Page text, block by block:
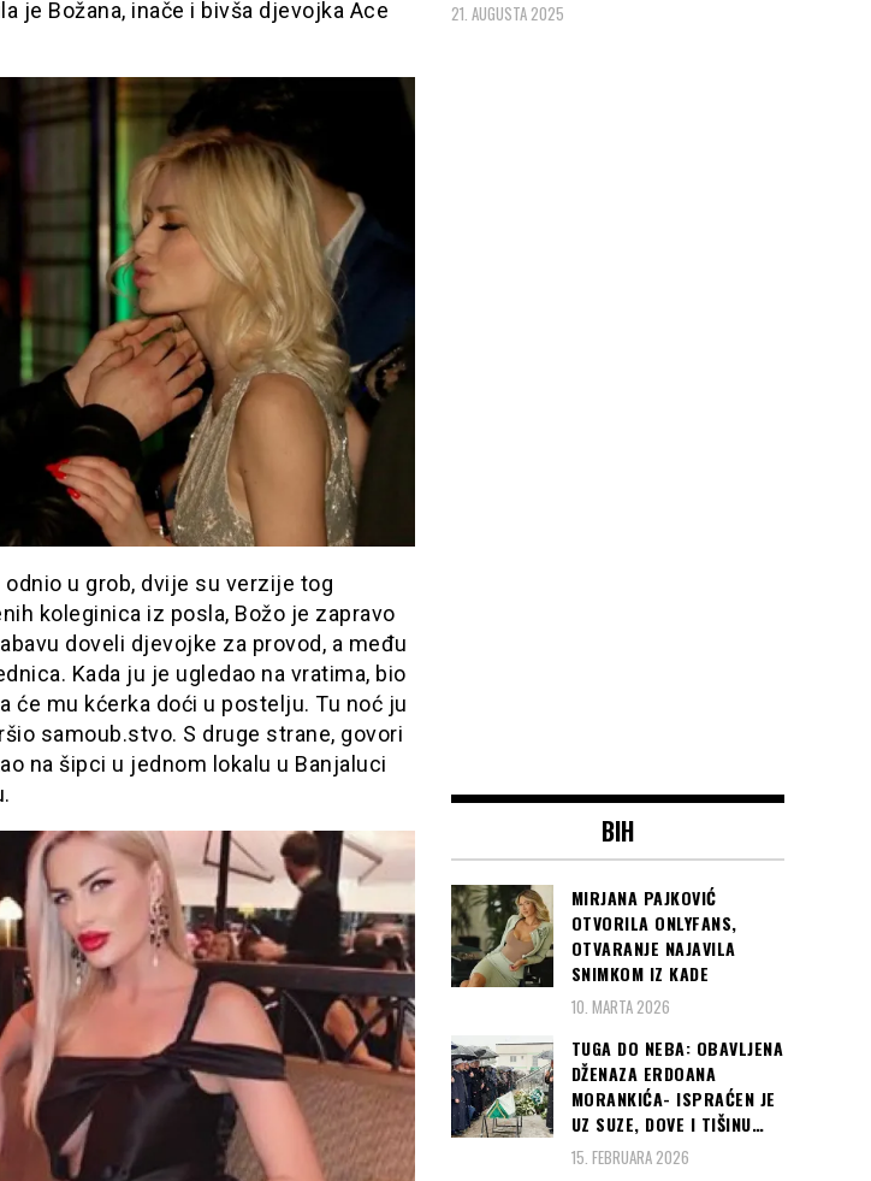
je Božana, inače i bivša djevojka Ace
u grob, dvije su verzije tog
koleginica iz posla, Božo je zapravo
doveli djevojke za provod, a među
Kada ju je ugledao na vratima, bio
će mu kćerka doći u postelju. Tu noć ju
samoub.stvo. S druge strane, govori
na šipci u jednom lokalu u Banjaluci
21. AUGUSTA 2025
BIH
MIRJANA PAJKOVIĆ
OTVORILA ONLYFANS,
OTVARANJE NAJAVILA
SNIMKOM IZ KADE
10. MARTA 2026
TUGA DO NEBA: OBAVLJENA
DŽENAZA ERDOANA
MORANKIĆA- ISPRAĆEN JE
UZ SUZE, DOVE I TIŠINU…
15. FEBRUARA 2026